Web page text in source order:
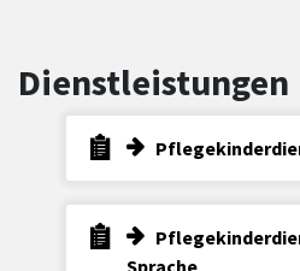
Dienstleistungen
Sprache